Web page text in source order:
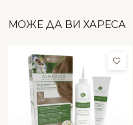
МОЖЕ ДА ВИ ХАРЕСА